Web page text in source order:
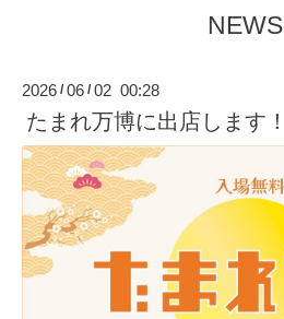
NEWS
2026 /06 /02 00:28
たまれ万博に出店します！